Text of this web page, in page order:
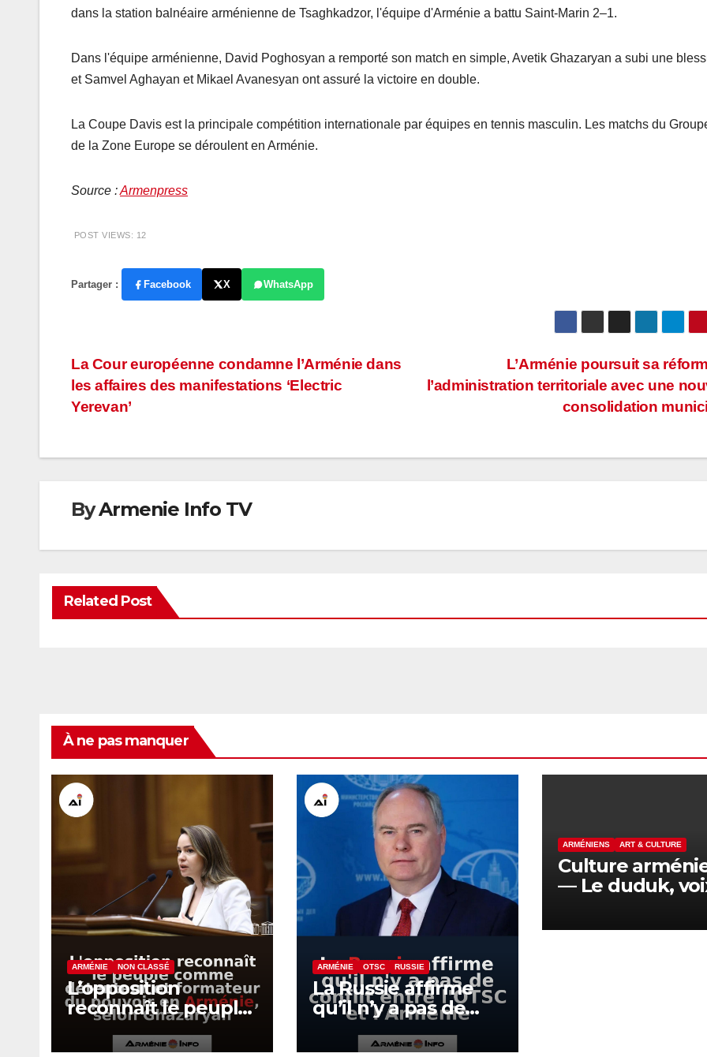
dans la station balnéaire arménienne de Tsaghkadzor, l'équipe d'Arménie a battu Saint-Marin 2–1.
Dans l'équipe arménienne, David Poghosyan a remporté son match en simple, Avetik Ghazaryan a subi une
et Samvel Aghayan et Mikael Avanesyan ont assuré la victoire en double.
La Coupe Davis est la principale compétition internationale par équipes en tennis masculin. Les matchs du
de la Zone Europe se déroulent en Arménie.
Source :Armenpress
POST VIEWS: 12
Partager : Facebook X WhatsApp
Navigation
de
L’Arménie poursuit sa
l’administration territoriale avec une
consolidation
La Cour européenne condamne l’Arménie dans
les affaires des manifestations ‘Electric
Yerevan’
ByArmenie Info TV
Related Post
À ne pas manquer
ARMÉNIE NON CLASSÉ
L’opposition
reconnaît le peuple
comme détenteur
et formateur du
ARMÉNIE OTSC RUSSIE
La Russie affirme
qu’il n’y a pas de
conflit entre l’OTSC
et l’Arménie
ARMÉNIENS ART & CULTURE
Culture
— Le duduk,